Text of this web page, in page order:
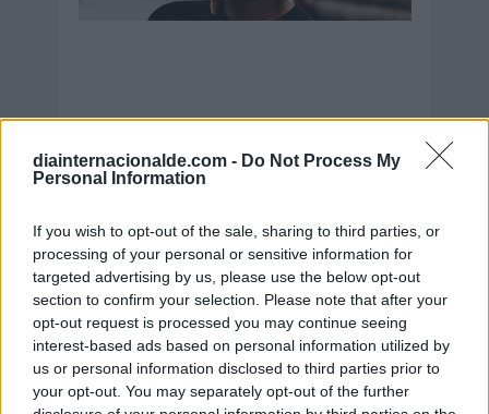
diainternacionalde.com - Do Not Process My
Personal Information
If you wish to opt-out of the sale, sharing to third parties, or
processing of your personal or sensitive information for
targeted advertising by us, please use the below opt-out
section to confirm your selection. Please note that after your
opt-out request is processed you may continue seeing
interest-based ads based on personal information utilized by
us or personal information disclosed to third parties prior to
your opt-out. You may separately opt-out of the further
Secciones destacadas
Noticias y actualidad sobre Días
Internacionales
Onomástica. Todos los santos
Semanas Internacionales
Años Internacionales